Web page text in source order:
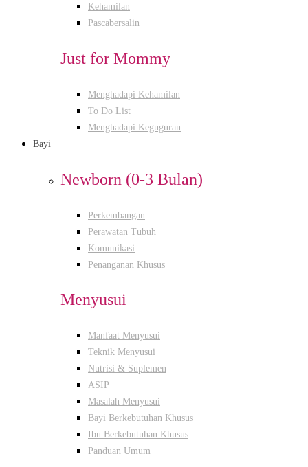
Kehamilan
Pascabersalin
Just for Mommy
Menghadapi Kehamilan
To Do List
Menghadapi Keguguran
Bayi
Newborn (0-3 Bulan)
Perkembangan
Perawatan Tubuh
Komunikasi
Penanganan Khusus
Menyusui
Manfaat Menyusui
Teknik Menyusui
Nutrisi & Suplemen
ASIP
Masalah Menyusui
Bayi Berkebutuhan Khusus
Ibu Berkebutuhan Khusus
Panduan Umum